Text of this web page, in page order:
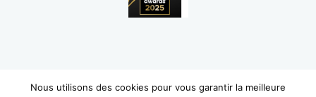
Nous utilisons des cookies pour vous garantir la meilleure